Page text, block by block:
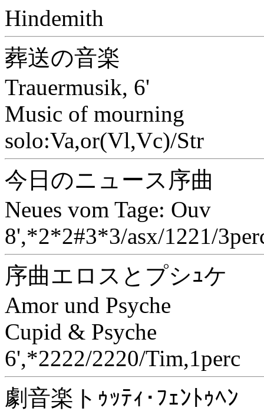
Hindemith
葬送の音楽
Trauermusik, 6'
Music of mourning
solo:Va,or(Vl,Vc)/Str
今日のニュース序曲
Neues vom Tage: Ouv
8',*2*2#3*3/asx/1221/
序曲エロスとプシｭケ
Amor und Psyche
Cupid & Psyche
6',*2222/2220/Tim,1perc
劇音楽トｩｯﾃｨ･ﾌｪﾝﾄｩﾍﾝ